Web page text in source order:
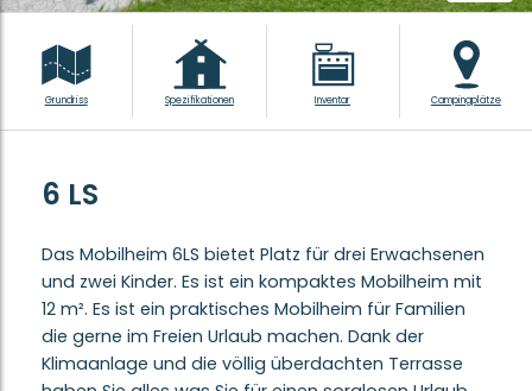
Grundriss Spezifikationen Inventar Campingplätze
6 LS
Das Mobilheim 6LS bietet Platz für drei Erwachsenen
und zwei Kinder. Es ist ein kompaktes Mobilheim mit
12 m². Es ist ein praktisches Mobilheim für Familien
die gerne im Freien Urlaub machen. Dank der
Klimaanlage und die völlig überdachten Terrasse